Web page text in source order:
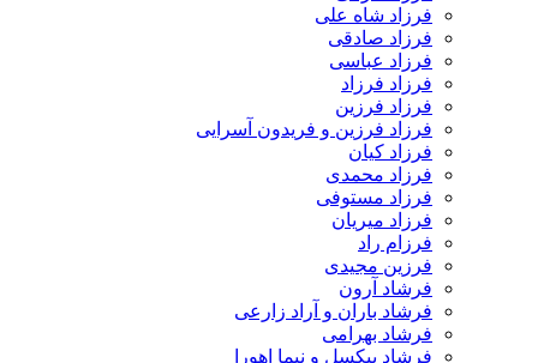
فرزاد شاه علی
فرزاد صادقی
فرزاد عباسی
فرزاد فرزاد
فرزاد فرزین
فرزاد فرزین و فریدون آسرایی
فرزاد کیان
فرزاد محمدی
فرزاد مستوفی
فرزاد میریان
فرزام راد
فرزین مجیدی
فرشاد آرون
فرشاد باران و آراد زارعی
فرشاد بهرامی
فرشاد پیکسل و نیما اهورا